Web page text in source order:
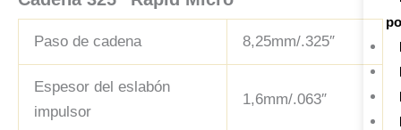
Paso de cadena 8,25mm/.325″
Espesor del eslabón
impulsor
1,6mm/.063″